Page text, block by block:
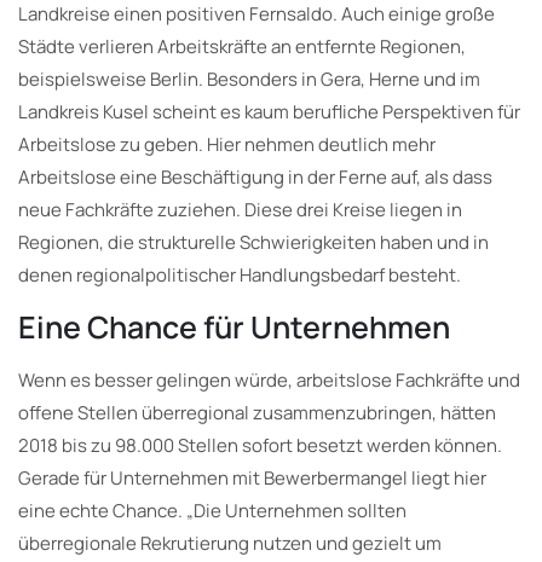
Landkreise einen positiven Fernsaldo. Auch einige große
Städte verlieren Arbeitskräfte an entfernte Regionen,
beispielsweise Berlin. Besonders in Gera, Herne und im
Landkreis Kusel scheint es kaum berufliche Perspektiven für
Arbeitslose zu geben. Hier nehmen deutlich mehr
Arbeitslose eine Beschäftigung in der Ferne auf, als dass
neue Fachkräfte zuziehen. Diese drei Kreise liegen in
Regionen, die strukturelle Schwierigkeiten haben und in
denen regionalpolitischer Handlungsbedarf besteht.
Eine Chance für Unternehmen
Wenn es besser gelingen würde, arbeitslose Fachkräfte und
offene Stellen überregional zusammenzubringen, hätten
2018 bis zu 98.000 Stellen sofort besetzt werden können.
Gerade für Unternehmen mit Bewerbermangel liegt hier
eine echte Chance. „Die Unternehmen sollten
überregionale Rekrutierung nutzen und gezielt um